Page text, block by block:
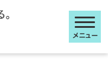
メニュー